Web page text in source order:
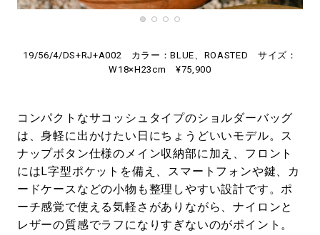
19/56/4/DS+RJ+A002 カラー：BLUE、ROASTED サイズ：
W18×H23cm ¥75,900
コンパクトなサコッシュタイプのショルダーバッグ
は、身軽に出かけたい日にちょうどいいモデル。ス
ナップボタン仕様のメイン収納部に加え、フロント
にはL字型ポケットを備え、スマートフォンや鍵、カ
ードケースなどの小物も整理しやすい設計です。ポ
ーチ感覚で使える気軽さがありながら、ナイロンと
レザーの質感でラフになりすぎないのがポイント。